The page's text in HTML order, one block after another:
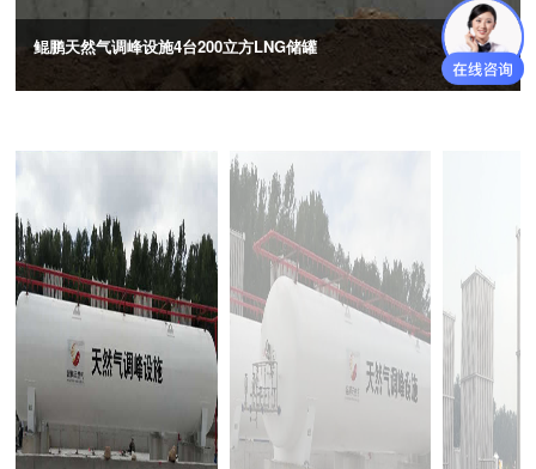
鲲鹏天然气调峰设施4台200立方LNG储罐